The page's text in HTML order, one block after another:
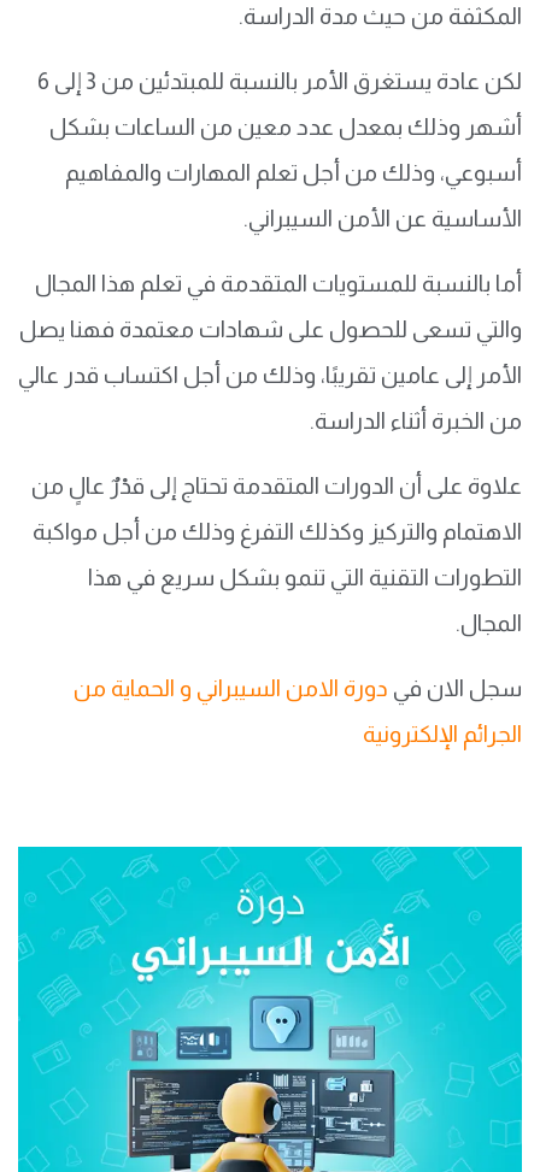
المكثفة من حيث مدة الدراسة.
لكن عادة يستغرق الأمر بالنسبة للمبتدئين من 3 إلى 6
أشهر وذلك بمعدل عدد معين من الساعات بشكل
أسبوعي، وذلك من أجل تعلم المهارات والمفاهيم
الأساسية عن الأمن السيبراني.
أما بالنسبة للمستويات المتقدمة في تعلم هذا المجال
والتي تسعى للحصول على شهادات معتمدة فهنا يصل
الأمر إلى عامين تقريبًا، وذلك من أجل اكتساب قدر عالي
من الخبرة أثناء الدراسة.
علاوة على أن الدورات المتقدمة تحتاج إلى قدْرٌ عالٍ من
الاهتمام والتركيز وكذلك التفرغ وذلك من أجل مواكبة
التطورات التقنية التي تنمو بشكل سريع في هذا
المجال.
سجل الان في دورة الامن السيبراني و الحماية من
الجرائم الإلكترونية